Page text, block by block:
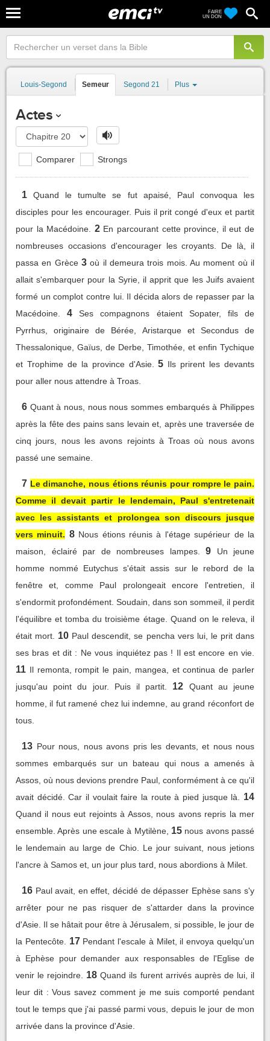
FAIRE
UN DON
Louis-Segond Semeur Segond 21 Plus
Actes
Comparer Strongs
1
Quand le tumulte se fut apaisé, Paul convoqua les
disciples pour les encourager. Puis il prit congé d'eux et partit
pour la Macédoine.
2 En parcourant cette province, il eut de
nombreuses occasions d'encourager les croyants. De là, il
passa en Grèce 3 où il demeura trois mois. Au moment où il
allait s'embarquer pour la Syrie, il apprit que les Juifs avaient
formé un complot contre lui. Il décida alors de repasser par la
Macédoine.
4
Ses compagnons étaient Sopater, fils de
Pyrrhus, originaire de Bérée, Aristarque et Secondus de
Thessalonique, Gaïus, de Derbe, Timothée, et enfin Tychique
et Trophime de la province d'Asie.
5 Ils prirent les devants
pour aller nous attendre à Troas.
6 Quant à nous, nous nous sommes embarqués à Philippes
après la fête des pains sans levain et, après une traversée de
cinq jours, nous les avons rejoints à Troas où nous avons
passé une semaine.
7 Le dimanche, nous étions réunis pour rompre le pain.
Comme il devait partir le lendemain, Paul s'entretenait
avec les assistants et prolongea son discours jusque
vers minuit. 8 Nous étions réunis à l'étage supérieur de la
maison, éclairé par de nombreuses lampes.
9
Un jeune
homme nommé Eutychus s'était assis sur le rebord de la
fenêtre et, comme Paul prolongeait encore l'entretien, il
s'endormit profondément. Soudain, dans son sommeil, il perdit
l'équilibre et tomba du troisième étage. Quand on le releva, il
était mort.
10 Paul descendit, se pencha vers lui, le prit dans
ses bras et dit : Ne vous inquiétez pas ! Il est encore en vie.
11 Il remonta, rompit le pain, mangea, et continua de parler
jusqu'au point du jour. Puis il partit.
12
Quant au jeune
homme, il fut ramené chez lui indemne, au grand réconfort de
tous.
13 Pour nous, nous avons pris les devants, et nous nous
sommes embarqués sur un bateau qui nous a amenés à
Assos, où nous devions prendre Paul, conformément à ce qu'il
avait décidé. Car il voulait faire la route à pied jusque là.
14
Quand il nous eut rejoints à Assos, nous avons repris la mer
ensemble. Après une escale à Mytilène, 15 nous avons passé
le lendemain au large de Chio. Le jour suivant, nous jetions
l'ancre à Samos et, un jour plus tard, nous abordions à Milet.
16 Paul avait, en effet, décidé de dépasser Ephèse sans s'y
arrêter pour ne pas risquer de s'attarder dans la province
d'Asie. Il se hâtait pour être à Jérusalem, si possible, le jour de
la Pentecôte.
17 Pendant l'escale à Milet, il envoya quelqu'un
à Ephèse pour demander aux responsables de l'Eglise de
venir le rejoindre.
18 Quand ils furent arrivés auprès de lui, il
leur dit : Vous savez comment je me suis comporté pendant
tout le temps que j'ai passé parmi vous, depuis le jour de mon
arrivée dans la province d'Asie.